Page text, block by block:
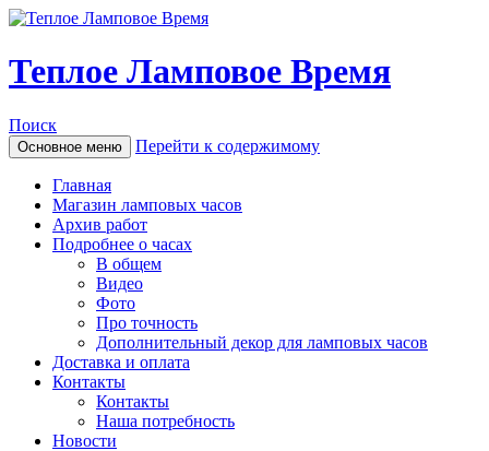
Теплое Ламповое Время
Поиск
Основное меню Перейти к содержимому
Главная
Магазин ламповых часов
Архив работ
Подробнее о часах
В общем
Видео
Фото
Про точность
Дополнительный декор для ламповых часов
Доставка и оплата
Контакты
Контакты
Наша потребность
Новости